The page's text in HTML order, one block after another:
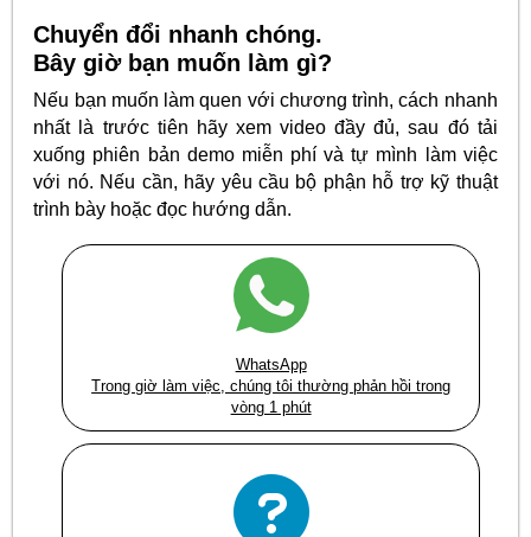
Chuyển đổi nhanh chóng.
Bây giờ bạn muốn làm gì?
Nếu bạn muốn làm quen với chương trình, cách nhanh
nhất là trước tiên hãy xem video đầy đủ, sau đó tải
xuống phiên bản demo miễn phí và tự mình làm việc
với nó. Nếu cần, hãy yêu cầu bộ phận hỗ trợ kỹ thuật
trình bày hoặc đọc hướng dẫn.
WhatsApp
Trong giờ làm việc, chúng tôi thường phản hồi trong
vòng 1 phút